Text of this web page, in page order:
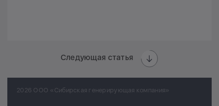
Следующая статья
2026 ООО «Сибирская генерирующая компания»